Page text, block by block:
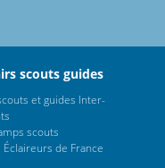
scouts guides
et guides Inter-
scouts
Éclaireurs de France